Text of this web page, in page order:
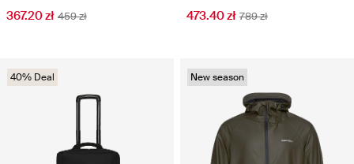
367.20 zł 459 zł 473.40 zł 789 zł
40% Deal New season